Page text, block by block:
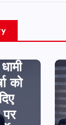
को
पर